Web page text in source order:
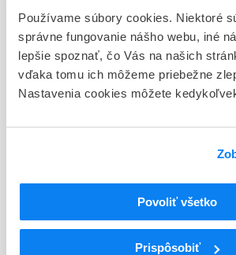
Používame súbory cookies. Niektoré
správne fungovanie nášho webu, iné
lepšie spoznať, čo Vás na našich
vďaka tomu ich môžeme priebežne
Nastavenia cookies môžete
Povoliť všetko
Prispôsobiť
Typ registračnej procedúry
Národná
Držiteľ, krajina
MEDOCHEMIE Ltd., Cyprus
C09
LIEČIVÁ S ÚČINKOM NA
ANGIOTENZÍNOVÝ SYSTÉM
INHIBÍTORY ENZÝMU